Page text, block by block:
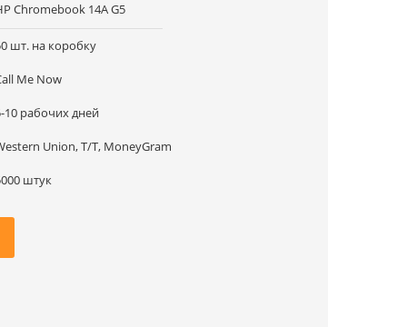
Chromebook 14A G5
шт. на коробку
Me Now
10 рабочих дней
Union, T/T, MoneyGram
штук